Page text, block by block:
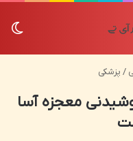
/ پزشکی
معجزه آسا